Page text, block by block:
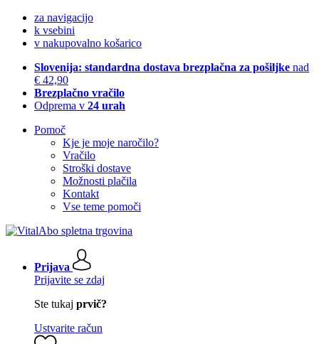
za navigacijo
k vsebini
v nakupovalno košarico
Slovenija: standardna dostava brezplačna za pošiljke nad
€ 42,90
Brezplačno vračilo
Odprema v 24 urah
Pomoč
Kje je moje naročilo?
Vračilo
Stroški dostave
Možnosti plačila
Kontakt
Vse teme pomoči
Prijava
Prijavite se zdaj
Ste tukaj prvič?
Ustvarite račun